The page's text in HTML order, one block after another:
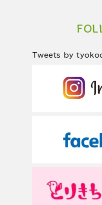
Tweets by